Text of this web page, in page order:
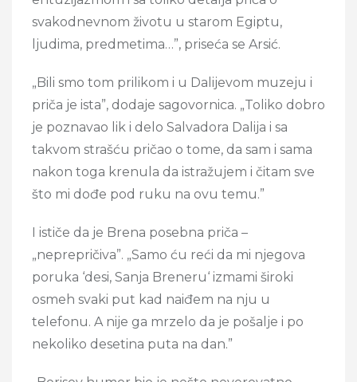
svakodnevnom životu u starom Egiptu,
ljudima, predmetima…”, priseća se Arsić.
„Bili smo tom prilikom i u Dalijevom muzeju i
priča je ista”, dodaje sagovornica. „Toliko dobro
je poznavao lik i delo Salvadora Dalija i sa
takvom strašću pričao o tome, da sam i sama
nakon toga krenula da istražujem i čitam sve
što mi dođe pod ruku na ovu temu.”
I ističe da je Brena posebna priča –
„neprepričiva”. „Samo ću reći da mi njegova
poruka ‘desi, Sanja Breneru‘ izmami široki
osmeh svaki put kad naiđem na nju u
telefonu. A nije ga mrzelo da je pošalje i po
nekoliko desetina puta na dan.”